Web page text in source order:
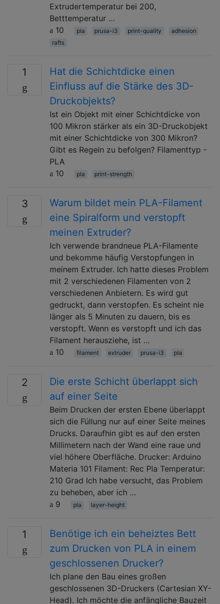
Extrudertemperatur bei 200,
Betttemperatur …
10
pla prusa-i3 print-quality
adhesion
rafts
1
Hat die Schichtdicke einen
Einfluss auf die Stärke des 3D-
Druckobjekts?
Ist ein Objekt mit einer Schichtdicke von
100 Mikron stärker als ein 3D-Druckobjekt
mit einer Schichtdicke von 300 Mikron?
Gibt es Regeln zu befolgen? Filamenttyp -
PLA
10
pla print-strength
3
Warum bildet mein PLA-Filament
eine Spiralform und verstopft
meinen Extruder?
Ich verwende brandneue PLA-Filamente
und bekomme häufig Verstopfungen in
meinem Extruder. Ich hatte dieses Problem
mit 2 verschiedenen Filamenten von 2
verschiedenen Anbietern. Es wird gut
gedruckt, dann verstopfen. Es scheint nie
länger als 5 Minuten zu dauern, bis es
verstopft. Wenn es verstopft und ich das
Filament herausziehe, ist …
10
filament extruder prusa-i3 pla
2
Die erste Schicht überlappt sich
auf einer Seite
Beim Drucken der ersten Ebene überlappt
sich die Füllung nur auf einer Seite meines
Drucks. Daraufhin gibt es auf den ersten
Millimetern nach der Wand eine raue und
viel höhere Oberfläche. Drucker: Arduino
Materia 101 Filament: Rec Pla Temperatur:
210 Grad Ich habe versucht, das Problem
zu beheben, aber ich …
9
pla layer-height
1
Benötige ich ein beheiztes Bett
zum Drucken von PLA in einem
geschlossenen Drucker?
Ich plane den Bau eines großen
geschlossenen 3D-Druckers (Cartesian XY-
Head). Ich möchte die anfängliche Bauzeit